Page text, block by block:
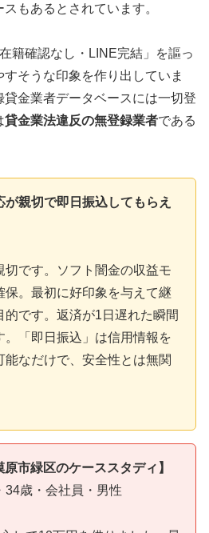
もあるとされています。
籍確認なし・LINE完結」を謳っ
そうな印象を作り出していま
金業者データベースには一切登
貸金業法違反の無登録業者である
が親切で即日振込してもらえ
切です。ソフト闇金の収益モ
保。最初に好印象を与えて継
です。返済が1日遅れた瞬間
。「即日振込」は信用情報を
なだけで、安全性とは無関
市緑区のケーススタディ】
34歳・会社員・男性